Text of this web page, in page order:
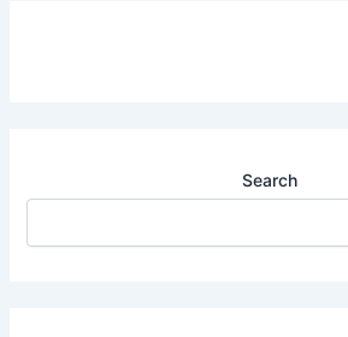
Search